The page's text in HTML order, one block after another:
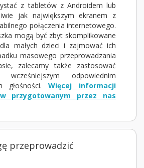
z tabletów z Androidem lub
jak największym ekranem z
połączenia internetowego.
mogą być zbyt skomplikowane
małych dzieci i zajmować ich
masowego przeprowadzania
zalecamy także zastosować
wcześniejszym odpowiednim
głośności. Więcej informacji
przygotowanym przez nas
przeprowadzić